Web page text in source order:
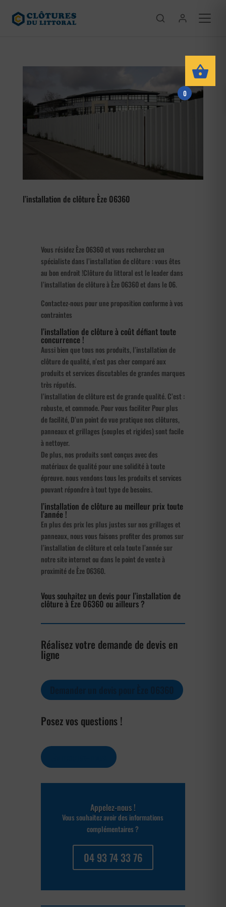
l’installation de clôture Èze 06360
Vous résidez Èze 06360 et vous recherchez un
spécialiste dans l’installation de clôture : vous êtes
au bon endroit !Clôture du littoral est le leader dans
l’installation de clôture à Èze 06360 et dans le 06.
Contactez-nous pour une proposition conforme à vos
contraintes
l’installation de clôture à coût défiant toute
concurrence !
Aussi bien que tous nos produits, l’installation de
clôture de qualité, n’est pas cher comparé aux
produits et services discutables de grandes marques
très réputés.
l’installation de clôture est de grande qualité. C’est :
robuste, et commode. Pour vous faciliter Pour plus
de facilité, D’un point de vue pratique nos clôtures,
panneaux et grillages (souples et rigides) sont facile
à nettoyer.
De plus, nos produits sont conçus avec des
matériaux de qualité pour une solidité à toute
épreuve. nous vendons tous les produits et services
pouvant répondre à tout type de besoins.
l’installation de clôture au meilleur prix toute
l’année !
En plus des prix les plus justes sur nos grillages et
panneaux, nous vous faisons profiter des promos sur
l’installation de clôture et cela toute l’année sur
notre site internet ou dans le point de vente à
proximité de Èze 06360.
Vous souhaitez un devis pour l’installation de
clôture à Èze 06360 ou ailleurs ?
Réalisez votre demande de devis en
ligne
Posez vos questions !
Appelez-nous !
Vous souhaitez avoir des informations
complémentaires ?
04 93 74 33 76
0